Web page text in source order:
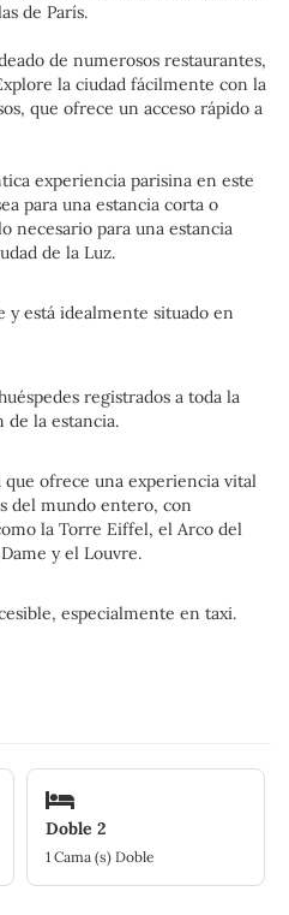
de París.
de numerosos restaurantes,
la ciudad fácilmente con la
que ofrece un acceso rápido a
experiencia parisina en este
para una estancia corta o
necesario para una estancia
de la Luz.
y está idealmente situado en
registrados a toda la
de la estancia.
que ofrece una experiencia vital
del mundo entero, con
la Torre Eiffel, el Arco del
y el Louvre.
especialmente en taxi.
Doble 2
1 Cama (s) Doble